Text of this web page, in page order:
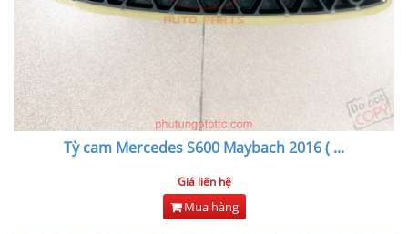
Tỳ cam Mercedes S600 Maybach 2016 ( ...
Giá liên hệ
Mua hàng